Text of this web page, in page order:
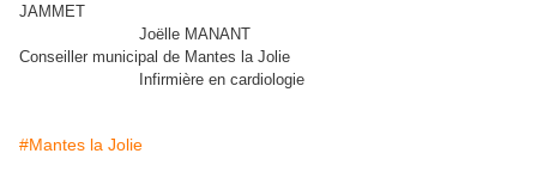
JAMMET
Joëlle MANANT
Conseiller municipal de Mantes la Jolie
Infirmière en cardiologie
#Mantes la Jolie